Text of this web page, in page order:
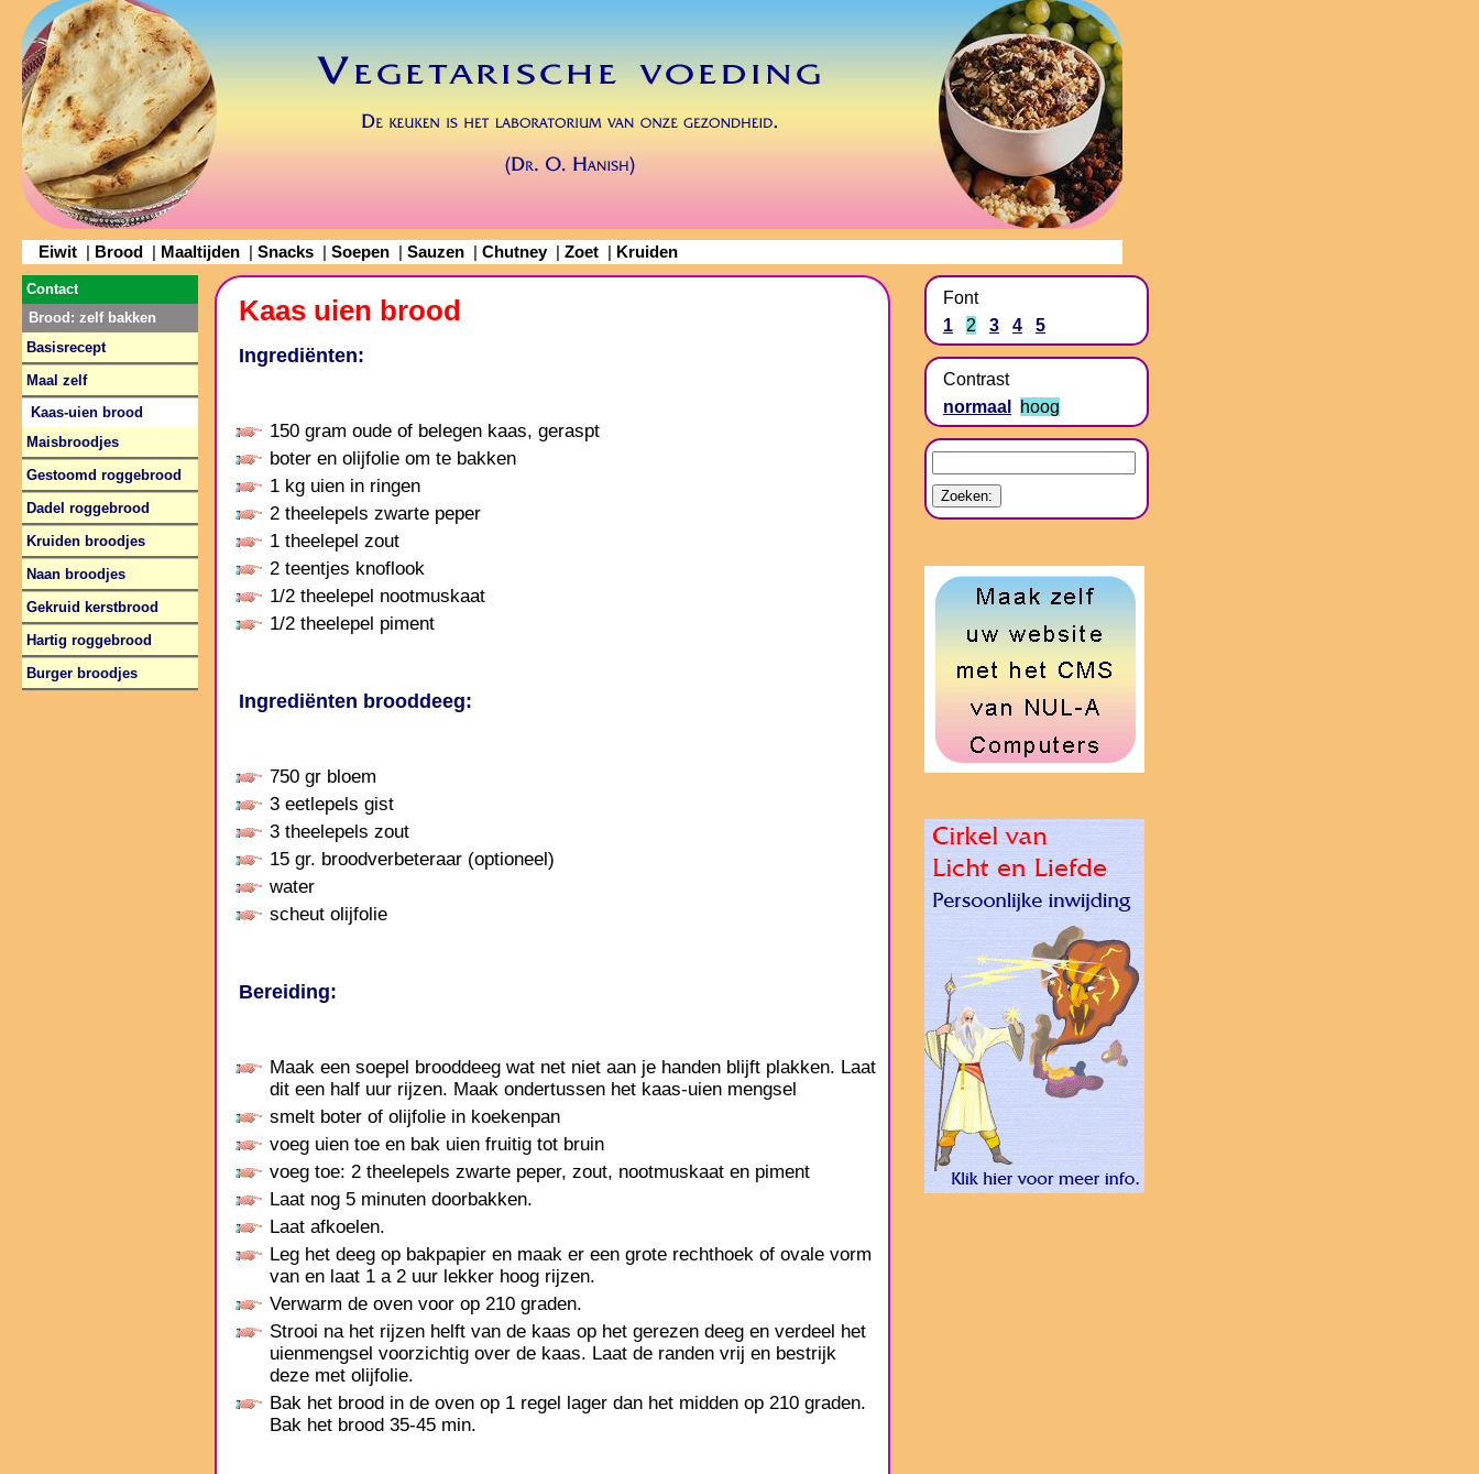
Eiwit Brood Maaltijden Snacks Soepen Sauzen Chutney| Zoet Kruiden
Kaas uien brood
Ingrediënten:
150 gram oude of belegen kaas, geraspt
boter en olijfolie om te bakken
1 kg uien in ringen
2 theelepels zwarte peper
1 theelepel zout
2 teentjes knoflook
1/2 theelepel nootmuskaat
1/2 theelepel piment
Ingrediënten brooddeeg:
750 gr bloem
3 eetlepels gist
3 theelepels zout
15 gr. broodverbeteraar (optioneel)
water
scheut olijfolie
Bereiding:
Maak een soepel brooddeeg wat net niet aan je handen blijft plakken. Laat
dit een half uur rijzen. Maak ondertussen het kaas-uien mengsel
smelt boter of olijfolie in koekenpan
voeg uien toe en bak uien fruitig tot bruin
voeg toe: 2 theelepels zwarte peper, zout, nootmuskaat en piment
Laat nog 5 minuten doorbakken.
Laat afkoelen.
Leg het deeg op bakpapier en maak er een grote rechthoek of ovale vorm
van en laat 1 a 2 uur lekker hoog rijzen.
Verwarm de oven voor op 210 graden.
Strooi na het rijzen helft van de kaas op het gerezen deeg en verdeel het
uienmengsel voorzichtig over de kaas. Laat de randen vrij en bestrijk
deze met olijfolie.
Bak het brood in de oven op 1 regel lager dan het midden op 210 graden.
Bak het brood 35-45 min.
Contact
Brood: zelf bakken
Basisrecept
Maal zelf
Kaas-uien brood
Maisbroodjes
Gestoomd roggebrood
Dadel roggebrood
Kruiden broodjes
Naan broodjes
Gekruid kerstbrood
Hartig roggebrood
Burger broodjes
Font
1
2 3 4 5
Contrast
normaal
hoog